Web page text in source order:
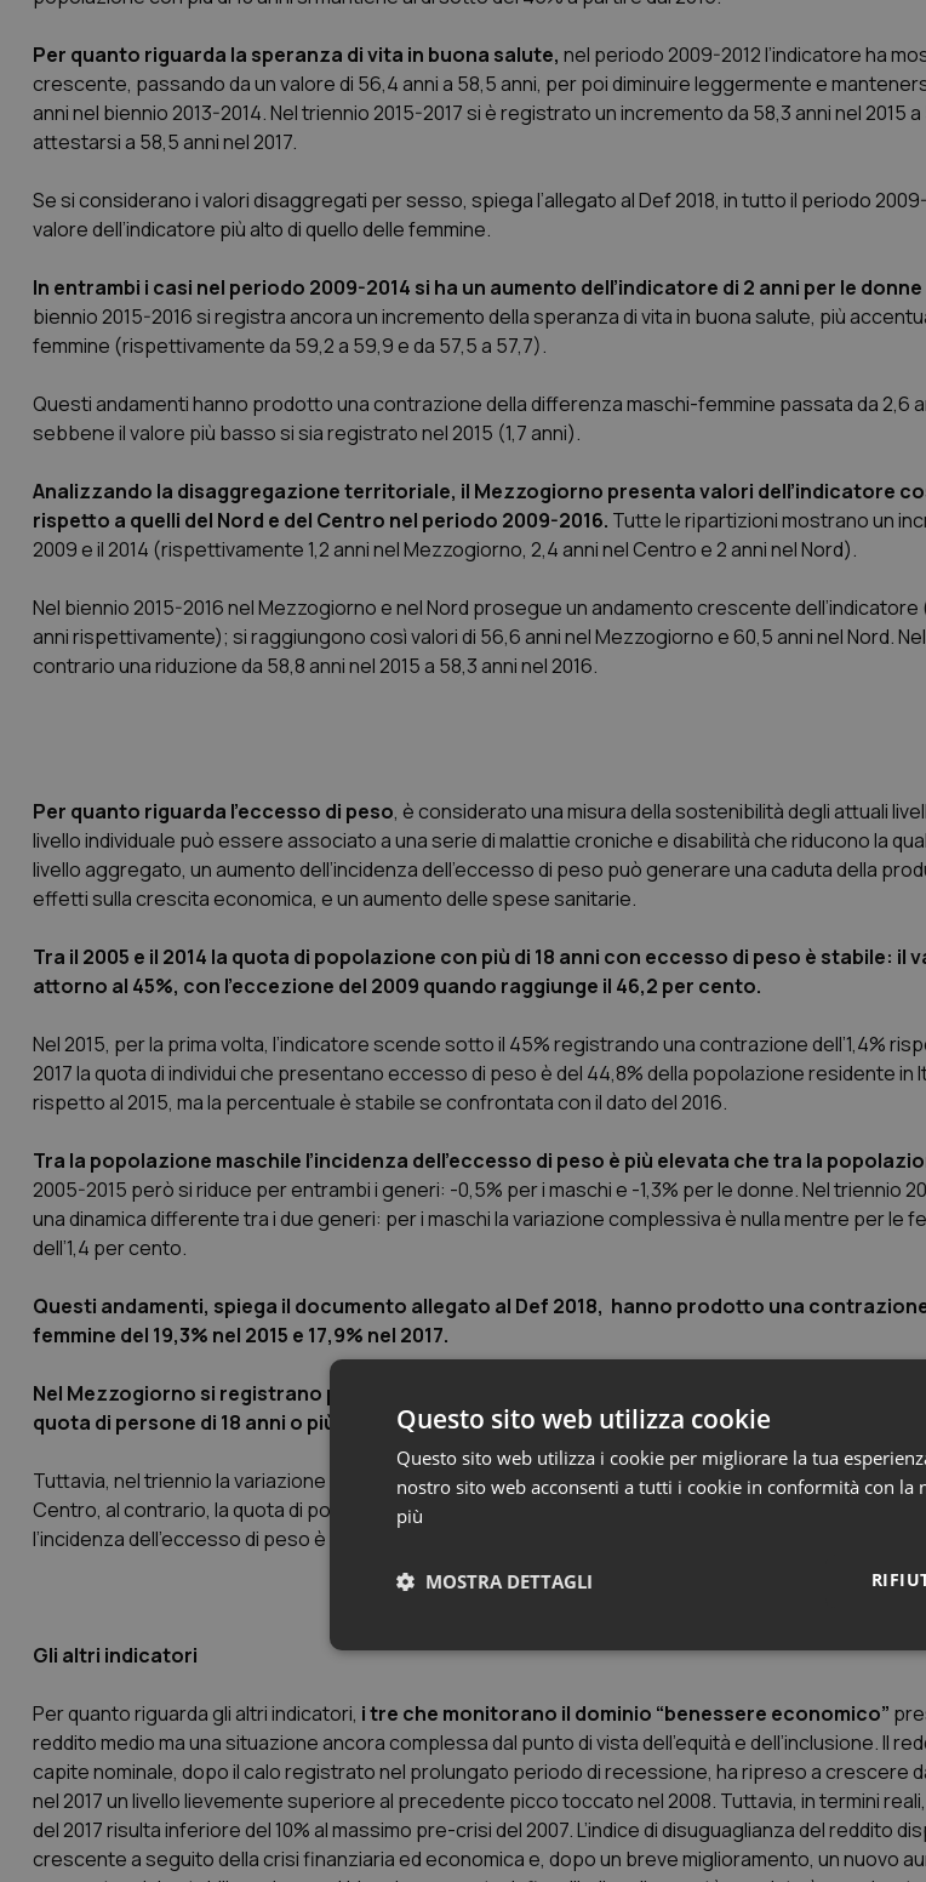
Per quanto riguarda la speranza di vita in buona salute, nel periodo 2009-2012 l’indicatore ha
crescente, passando da un valore di 56,4 anni a 58,5 anni, per poi diminuire leggermente e
anni nel biennio 2013-2014. Nel triennio 2015-2017 si è registrato un incremento da 58,3 anni nel 2015
attestarsi a 58,5 anni nel 2017.
Se si considerano i valori disaggregati per sesso, spiega l’allegato al Def 2018, in tutto il periodo
valore dell’indicatore più alto di quello delle femmine.
In entrambi i casi nel periodo 2009-2014 si ha un aumento dell’indicatore di 2 anni per le donne
biennio 2015-2016 si registra ancora un incremento della speranza di vita in buona salute, più
femmine (rispettivamente da 59,2 a 59,9 e da 57,5 a 57,7).
Questi andamenti hanno prodotto una contrazione della differenza maschi-femmine passata da 2,6
sebbene il valore più basso si sia registrato nel 2015 (1,7 anni).
Analizzando la disaggregazione territoriale, il Mezzogiorno presenta valori dell’indicatore
rispetto a quelli del Nord e del Centro nel periodo 2009-2016. Tutte le ripartizioni mostrano un
2009 e il 2014 (rispettivamente 1,2 anni nel Mezzogiorno, 2,4 anni nel Centro e 2 anni nel Nord).
Nel biennio 2015-2016 nel Mezzogiorno e nel Nord prosegue un andamento crescente dell’indicatore
anni rispettivamente); si raggiungono così valori di 56,6 anni nel Mezzogiorno e 60,5 anni nel Nord.
contrario una riduzione da 58,8 anni nel 2015 a 58,3 anni nel 2016.
Per quanto riguarda l’eccesso di peso, è considerato una misura della sostenibilità degli attuali
livello individuale può essere associato a una serie di malattie croniche e disabilità che riducono la
livello aggregato, un aumento dell’incidenza dell’eccesso di peso può generare una caduta della
effetti sulla crescita economica, e un aumento delle spese sanitarie.
Tra il 2005 e il 2014 la quota di popolazione con più di 18 anni con eccesso di peso è stabile: il
attorno al 45%, con l’eccezione del 2009 quando raggiunge il 46,2 per cento.
Nel 2015, per la prima volta, l’indicatore scende sotto il 45% registrando una contrazione dell’1,4%
2017 la quota di individui che presentano eccesso di peso è del 44,8% della popolazione residente in
rispetto al 2015, ma la percentuale è stabile se confrontata con il dato del 2016.
Tra la popolazione maschile l’incidenza dell’eccesso di peso è più elevata che tra la
2005-2015 però si riduce per entrambi i generi: -0,5% per i maschi e -1,3% per le donne. Nel triennio
una dinamica differente tra i due generi: per i maschi la variazione complessiva è nulla mentre per le
dell’1,4 per cento.
Questi andamenti, spiega il documento allegato al Def 2018, hanno prodotto una
femmine del 19,3% nel 2015 e 17,9% nel 2017.
Nel Mezzogiorno si registrano percentuali sempre più elevate rispetto alle altre ripartizioni e
quota di persone di 18 anni o più in sovrappeso o obese è aumentata dello 0,8% (da 49,7 a
Tuttavia, nel triennio la variazione maggiore si è verificata a Nord dove si è registrato un aumento
Centro, al contrario, la quota di popolazione con eccesso di peso si è ridotta dell’1,7 per cento. Nel
l’incidenza dell’eccesso di peso è superiore a quella del Centro.
Gli altri indicatori
Per quanto riguarda gli altri indicatori, i tre che monitorano il dominio “benessere economico”
reddito medio ma una situazione ancora complessa dal punto di vista dell’equità e dell’inclusione. Il
capite nominale, dopo il calo registrato nel prolungato periodo di recessione, ha ripreso a crescere
nel 2017 un livello lievemente superiore al precedente picco toccato nel 2008. Tuttavia, in termini
del 2017 risulta inferiore del 10% al massimo pre-crisi del 2007. L’indice di disuguaglianza del reddito
crescente a seguito della crisi finanziaria ed economica e, dopo un breve miglioramento, un nuovo
Questo sito web utilizza cookie
Questo sito web utilizza i cookie per migliorare la tua
nostro sito web acconsenti a tutti i cookie in conformità con la
più
MOSTRA DETTAGLI
Necessari Statistici
Necessari Statistici
I cookie necessari contribuiscono a rendere fruibile il sito web abilitandone